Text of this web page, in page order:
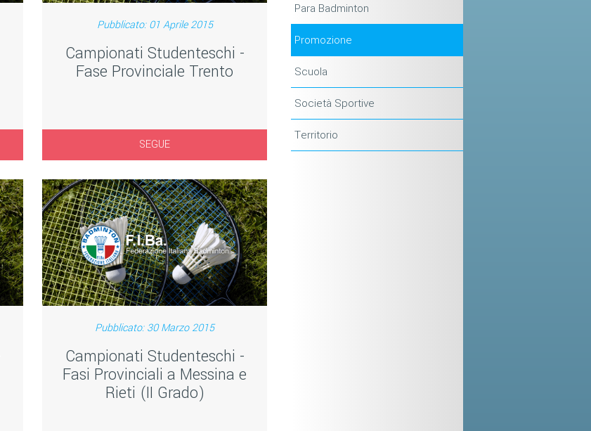
Pubblicato: 01 Aprile 2015
Campionati Studenteschi -
Fase Provinciale Trento
SEGUE
Pubblicato: 30 Marzo 2015
Campionati Studenteschi -
Fasi Provinciali a Messina e
Rieti (II Grado)
Para Badminton
Promozione
Scuola
Società Sportive
Territorio